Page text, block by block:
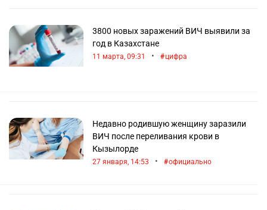
3800 новых заражений ВИЧ выявили за
год в Казахстане
11 марта, 09:31 • цифра
Недавно родившую женщину заразили
ВИЧ после переливания крови в
Кызылорде
27 января, 14:53 • официально